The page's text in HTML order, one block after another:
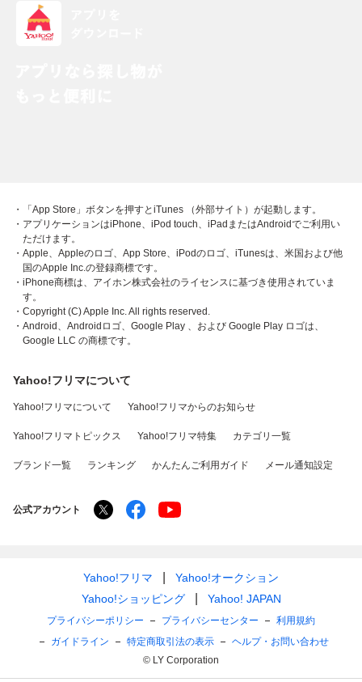
・「App Store」ボタンを押すとiTunes （外部サイト）が起動します。
・アプリケーションはiPhone、iPod touch、iPadまたはAndroidでご利用い
ただけます。
・Apple、Appleのロゴ、App Store、iPodのロゴ、iTunesは、米国および他
国のApple Inc.の登録商標です。
・iPhone商標は、アイホン株式会社のライセンスに基づき使用されていま
す。
・Copyright (C) Apple Inc. All rights reserved.
・Android、Androidロゴ、Google Play 、および Google Play ロゴは、
Google LLC の商標です。
Yahoo!フリマについて
Yahoo!フリマについて Yahoo!フリマからのお知らせ
Yahoo!フリマトピックス Yahoo!フリマ特集 カテゴリ一覧
ブランド一覧 ランキング かんたんご利用ガイド メール通知設定
公式アカウント
Yahoo!フリマ
Yahoo!オークション
Yahoo!ショッピング
Yahoo! JAPAN
プライバシーポリシー プライバシーセンター
利用規約
ガイドライン
特定商取引法の表示
ヘルプ・お問い合わせ
© LY Corporation